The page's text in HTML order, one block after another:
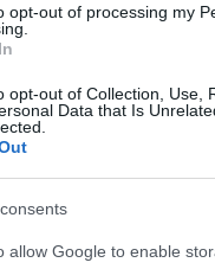
opt-out of processing my
opt-out of Collection, Use,
Data that Is
allow Google to enable